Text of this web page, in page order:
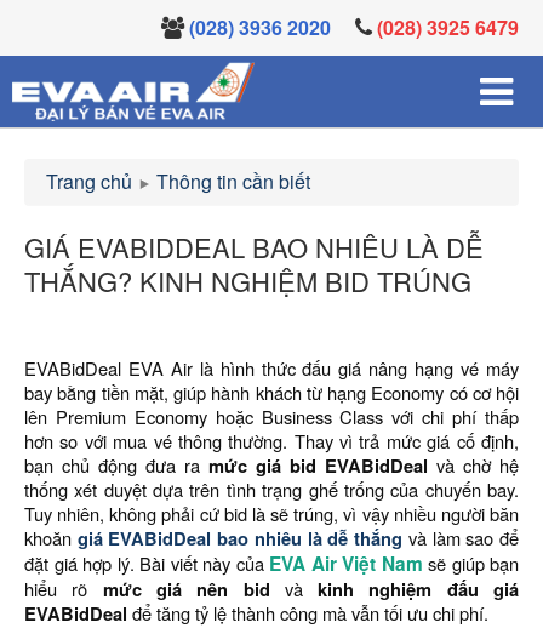
(028) 3936 2020 (028) 3925 6479
Trang chủ Thông tin cần biết
GIÁ EVABIDDEAL BAO NHIÊU LÀ DỄ
THẮNG? KINH NGHIỆM BID TRÚNG
EVABidDeal EVA Air là hình thức đấu giá nâng hạng vé máy
bay bằng tiền mặt, giúp hành khách từ hạng Economy có cơ hội
lên Premium Economy hoặc Business Class với chi phí thấp
hơn so với mua vé thông thường. Thay vì trả mức giá cố định,
bạn chủ động đưa ra mức giá bid EVABidDeal và chờ hệ
thống xét duyệt dựa trên tình trạng ghế trống của chuyến bay.
Tuy nhiên, không phải cứ bid là sẽ trúng, vì vậy nhiều người băn
khoăn giá EVABidDeal bao nhiêu là dễ thắng và làm sao để
đặt giá hợp lý. Bài viết này của EVA Air Việt Nam sẽ giúp bạn
hiểu rõ mức giá nên bid vàkinh nghiệm đấu giá
EVABidDeal để tăng tỷ lệ thành công mà vẫn tối ưu chi phí.